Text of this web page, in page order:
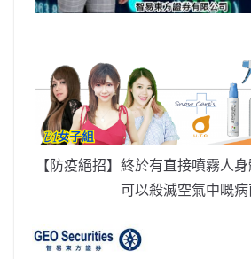
【防疫絕招】終於有直接噴霧人
可以殺滅空氣中嘅病